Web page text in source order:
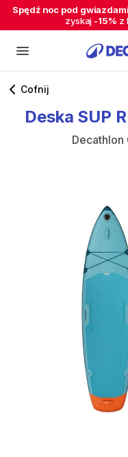
Spędź noc pod
zyskaj -15% z
Cofnij
Deska SUP
Decathlon